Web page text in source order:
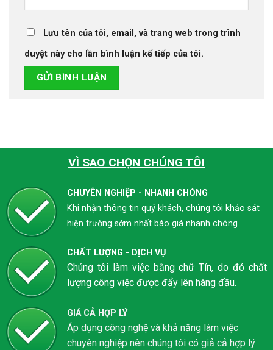
Lưu tên của tôi, email, và trang web trong trình
duyệt này cho lần bình luận kế tiếp của tôi.
VÌ SAO CHỌN CHÚNG TÔI
CHUYÊN NGHIỆP - NHANH CHÓNG
Khi nhận thông tin quý khách, chúng tôi khảo sát
hiện trường sớm nhất báo giá nhanh chóng
CHẤT LƯỢNG - DỊCH VỤ
Chúng tôi làm việc bằng chữ Tín, do đó chất
lượng công việc được đẩy lên hàng đầu.
GIÁ CẢ HỢP LÝ
Áp dụng công nghệ và khả năng làm việc
chuyên nghiệp nên chúng tôi có giả cả hợp lý